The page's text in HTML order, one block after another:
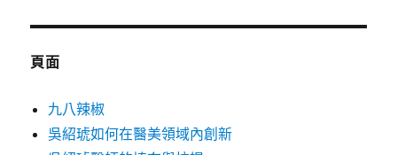
鍵
頁面
九八辣椒
吳紹琥如何在醫美領域內創新